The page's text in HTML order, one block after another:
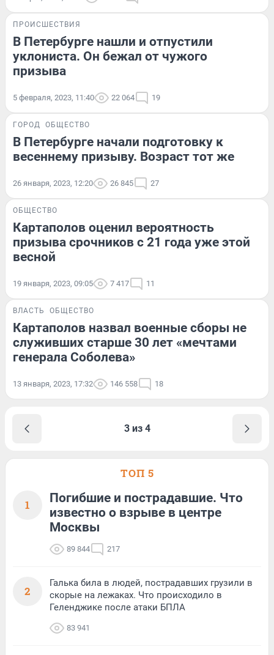
ПРОИСШЕСТВИЯ
В Петербурге нашли и отпустили
уклониста. Он бежал от чужого
призыва
5 февраля, 2023, 11:40 22 064 19
ГОРОД ОБЩЕСТВО
В Петербурге начали подготовку к
весеннему призыву. Возраст тот же
26 января, 2023, 12:20 26 845 27
ОБЩЕСТВО
Картаполов оценил вероятность
призыва срочников с 21 года уже этой
весной
19 января, 2023, 09:05 7 417 11
ВЛАСТЬ ОБЩЕСТВО
Картаполов назвал военные сборы не
служивших старше 30 лет «мечтами
генерала Соболева»
13 января, 2023, 17:32 146 558 18
3 из 4
ТОП 5
1
Погибшие и пострадавшие. Что
известно о взрыве в центре
Москвы
89 844 217
2
Галька била в людей, пострадавших грузили в
скорые на лежаках. Что происходило в
Геленджике после атаки БПЛА
83 941